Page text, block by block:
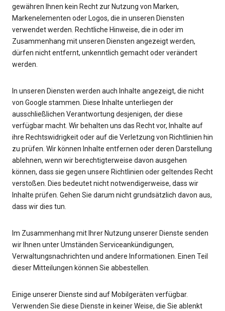
gewähren Ihnen kein Recht zur Nutzung von Marken,
Markenelementen oder Logos, die in unseren Diensten
verwendet werden. Rechtliche Hinweise, die in oder im
Zusammenhang mit unseren Diensten angezeigt werden,
dürfen nicht entfernt, unkenntlich gemacht oder verändert
werden.
In unseren Diensten werden auch Inhalte angezeigt, die nicht
von Google stammen. Diese Inhalte unterliegen der
ausschließlichen Verantwortung desjenigen, der diese
verfügbar macht. Wir behalten uns das Recht vor, Inhalte auf
ihre Rechtswidrigkeit oder auf die Verletzung von Richtlinien hin
zu prüfen. Wir können Inhalte entfernen oder deren Darstellung
ablehnen, wenn wir berechtigterweise davon ausgehen
können, dass sie gegen unsere Richtlinien oder geltendes Recht
verstoßen. Dies bedeutet nicht notwendigerweise, dass wir
Inhalte prüfen. Gehen Sie darum nicht grundsätzlich davon aus,
dass wir dies tun.
Im Zusammenhang mit Ihrer Nutzung unserer Dienste senden
wir Ihnen unter Umständen Serviceankündigungen,
Verwaltungsnachrichten und andere Informationen. Einen Teil
dieser Mitteilungen können Sie abbestellen.
Einige unserer Dienste sind auf Mobilgeräten verfügbar.
Verwenden Sie diese Dienste in keiner Weise, die Sie ablenkt